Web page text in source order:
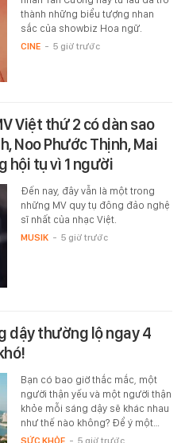
thành những biểu tượng nhan
sắc của showbiz Hoa ngữ.
CINE - 5 giờ trước
Việt thứ 2 có dàn sao
Noo Phước Thịnh, Mai
hội tụ vì 1 người
Đến nay, đây vẫn là một trong
những MV quy tụ đông đảo nghệ
sĩ nhất của nhạc Việt.
MUSIK - 5 giờ trước
dậy thường lộ ngay 4
Bạn có bao giờ thắc mắc, một
người thận yếu và một người thận
khỏe mỗi sáng dậy sẽ khác nhau
như thế nào không? Để ý một…
SỨC KHỎE - 5 giờ trước